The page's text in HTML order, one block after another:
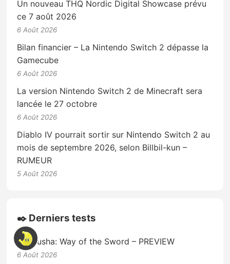
Un nouveau THQ Nordic Digital Showcase prévu
ce 7 août 2026
6 Août 2026
Bilan financier – La Nintendo Switch 2 dépasse la
Gamecube
6 Août 2026
La version Nintendo Switch 2 de Minecraft sera
lancée le 27 octobre
6 Août 2026
Diablo IV pourrait sortir sur Nintendo Switch 2 au
mois de septembre 2026, selon Billbil-kun –
RUMEUR
5 Août 2026
✒️ Derniers tests
Onimusha: Way of the Sword – PREVIEW
6 Août 2026